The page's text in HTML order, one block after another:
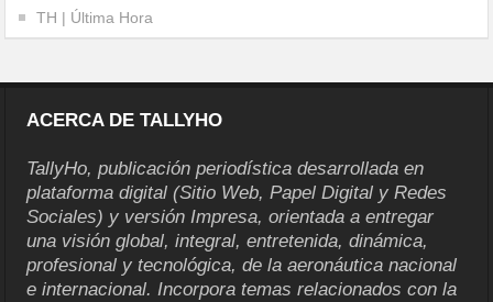
TH | Última Hora
ACERCA DE TALLYHO
TallyHo, publicación periodística desarrollada en
plataforma digital (Sitio Web, Papel Digital y Redes
Sociales) y versión Impresa, orientada a entregar
una visión global, integral, entretenida, dinámica,
profesional y tecnológica, de la aeronáutica nacional
e internacional. Incorpora temas relacionados con la